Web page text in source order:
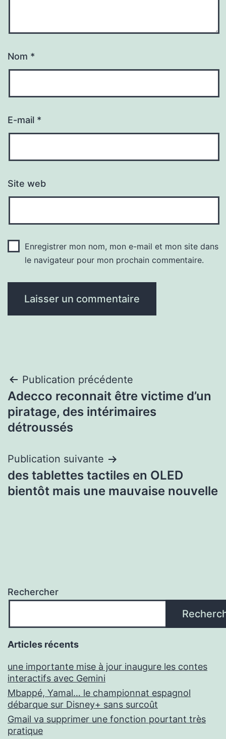
Nom *
E-mail *
Site web
Enregistrer mon nom, mon e-mail et mon site dans
le navigateur pour mon prochain commentaire.
Navigation
de
l’article
Publication précédente
Adecco reconnait être victime d’un
piratage, des intérimaires
détroussés
Publication suivante
des tablettes tactiles en OLED
bientôt mais une mauvaise nouvelle
Rechercher
Articles récents
une importante mise à jour inaugure les contes
interactifs avec Gemini
Mbappé, Yamal… le championnat espagnol
débarque sur Disney+ sans surcoût
Gmail va supprimer une fonction pourtant très
pratique